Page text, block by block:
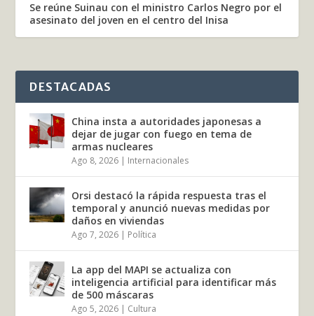
Se reúne Suinau con el ministro Carlos Negro por el
asesinato del joven en el centro del Inisa
DESTACADAS
China insta a autoridades japonesas a
dejar de jugar con fuego en tema de
armas nucleares
Ago 8, 2026 | Internacionales
Orsi destacó la rápida respuesta tras el
temporal y anunció nuevas medidas por
daños en viviendas
Ago 7, 2026 | Política
La app del MAPI se actualiza con
inteligencia artificial para identificar más
de 500 máscaras
Ago 5, 2026 | Cultura